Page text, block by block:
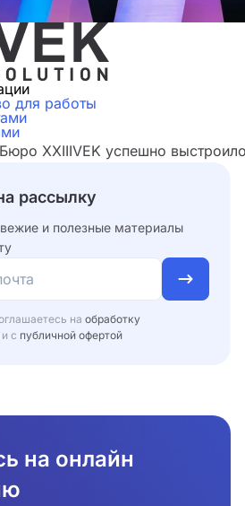
для работы
XXIIIVEK успешно
рассылку
и полезные материалы
на обработку
и с публичной офертой
на онлайн